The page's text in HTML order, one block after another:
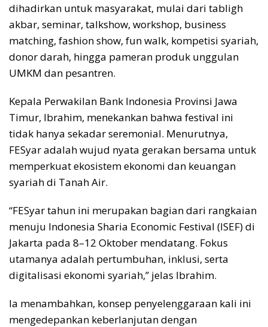
dihadirkan untuk masyarakat, mulai dari tabligh
akbar, seminar, talkshow, workshop, business
matching, fashion show, fun walk, kompetisi syariah,
donor darah, hingga pameran produk unggulan
UMKM dan pesantren.
Kepala Perwakilan Bank Indonesia Provinsi Jawa
Timur, Ibrahim, menekankan bahwa festival ini
tidak hanya sekadar seremonial. Menurutnya,
FESyar adalah wujud nyata gerakan bersama untuk
memperkuat ekosistem ekonomi dan keuangan
syariah di Tanah Air.
“FESyar tahun ini merupakan bagian dari rangkaian
menuju Indonesia Sharia Economic Festival (ISEF) di
Jakarta pada 8–12 Oktober mendatang. Fokus
utamanya adalah pertumbuhan, inklusi, serta
digitalisasi ekonomi syariah,” jelas Ibrahim.
Ia menambahkan, konsep penyelenggaraan kali ini
mengedepankan keberlanjutan dengan